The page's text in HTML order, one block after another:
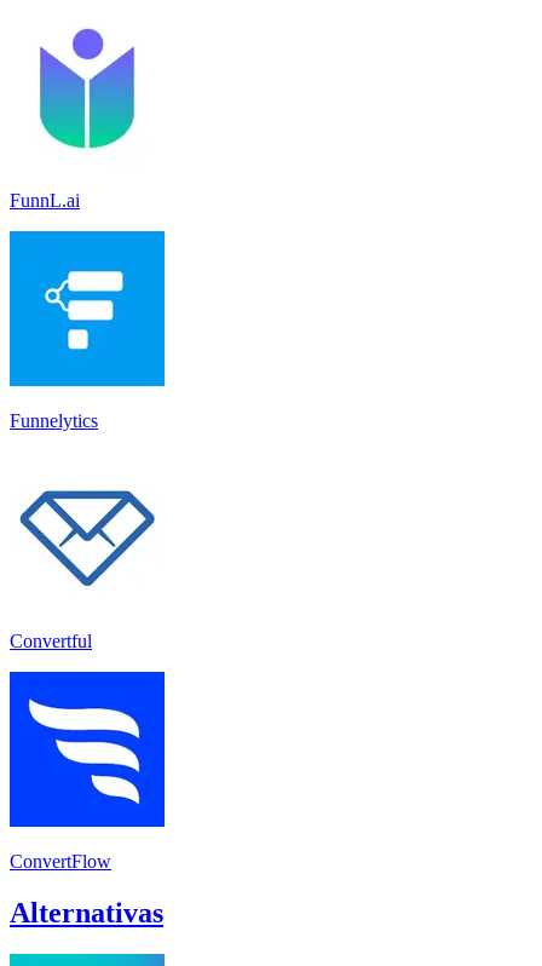
FunnL.ai
Funnelytics
Convertful
ConvertFlow
Alternativas